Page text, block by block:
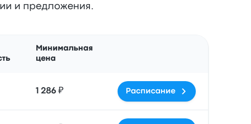
и предложения.
Минимальная
цена
1 286 ₽ Расписание